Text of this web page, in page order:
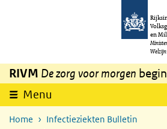
Overslaan en naar de inhoud gaan
en
RIVM De zorg voor morgen
Menu
Home
Infectieziekten Bulletin